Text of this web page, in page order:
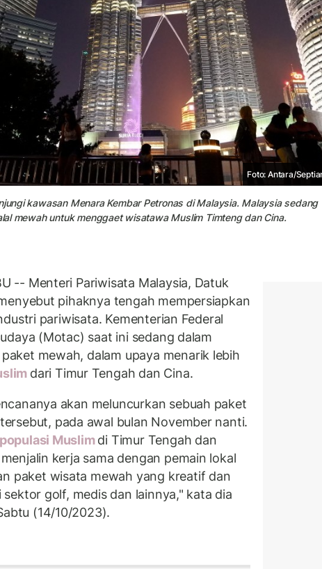
Foto: Antara/
kawasan Menara Kembar Petronas di Malaysia. Malaysia sedang
mewah untuk menggaet wisatawa Muslim Timteng dan Cina.
-- Menteri Pariwisata Malaysia, Datuk
pihaknya tengah mempersiapkan
pariwisata. Kementerian Federal
(Motac) saat ini sedang dalam
mewah, dalam upaya menarik lebih
dari Timur Tengah dan Cina.
akan meluncurkan sebuah paket
tersebut, pada awal bulan November nanti.
populasi Muslimdi Timur Tengah dan
kerja sama dengan pemain lokal
paket wisata mewah yang kreatif dan
golf, medis dan lainnya," kata dia
(14/10/2023).